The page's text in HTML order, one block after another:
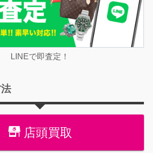
LINEで即査定！
店頭買取